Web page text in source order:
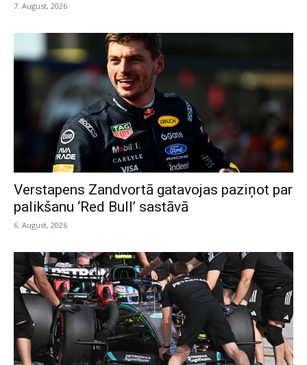
7. August, 2026
Verstapens Zandvortā gatavojas paziņot par
palikšanu ‘Red Bull’ sastāvā
6. August, 2026